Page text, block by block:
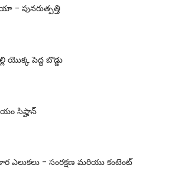
- పునరుత్పత్తి
యొక్క పెద్ద బొడ్డు
సిప్హాన్
ఎలుకలు - సంరక్షణ మరియు కంటెంట్